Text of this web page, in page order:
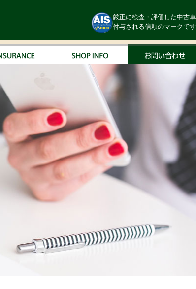
厳正に検査・評価した中古
付与される信頼のマークです